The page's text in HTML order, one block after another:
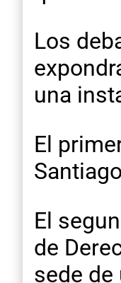
Los
una
El
El
de
sede